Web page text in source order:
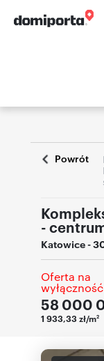
Powrót
-
Katowice-
Oferta na
wyłączność
58 000
1 933,33 zł/m2